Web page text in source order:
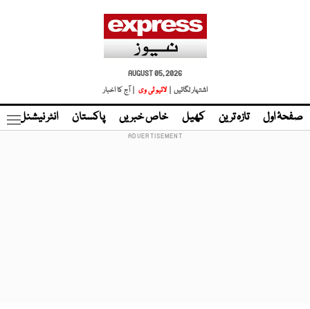
AUGUST 05, 2026
اشتہار لگائیں |
لائیو ٹی وی | آج کا اخبار
صفحۂ اول تازہ ترین کھیل خاص خبریں پاکستان انٹر نیشنل